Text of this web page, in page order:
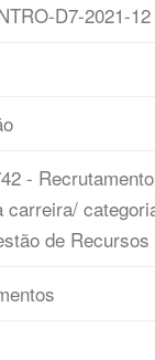
D7-2021-
-
carreira/
de Recursos